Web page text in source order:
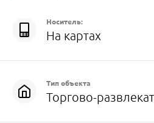
Есть ваш регион
Носитель:
На картах
Тип объекта
Торгово-